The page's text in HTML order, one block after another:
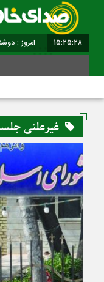
15:25:28 امروز : دوشنبه, ۱۹
غیرعلنی